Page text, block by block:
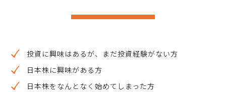
投資に興味はあるが、まだ投資経験がない方
日本株に興味がある方
日本株をなんとなく始めてしまった方